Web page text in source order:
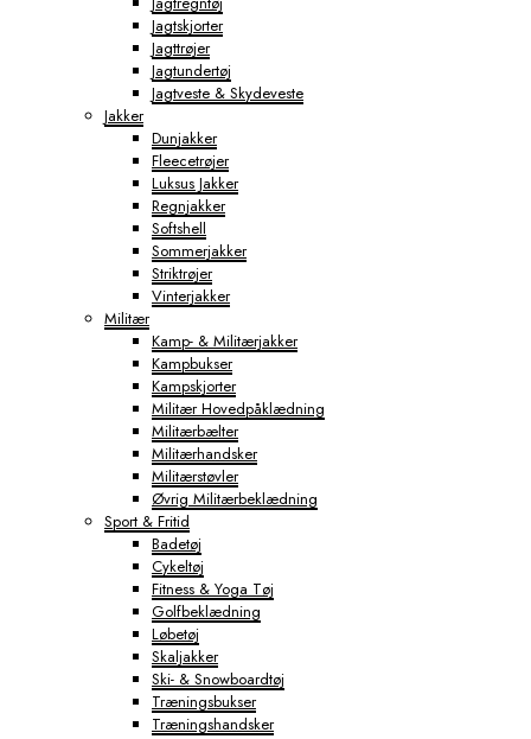
Jagtskjorter
Jagttrøjer
Jagtundertøj
Jagtveste & Skydeveste
Jakker
Dunjakker
Fleecetrøjer
Luksus Jakker
Regnjakker
Softshell
Sommerjakker
Striktrøjer
Vinterjakker
Militær
Kamp- & Militærjakker
Kampbukser
Kampskjorter
Militær Hovedpåklædning
Militærbælter
Militærhandsker
Militærstøvler
Øvrig Militærbeklædning
Sport & Fritid
Badetøj
Cykeltøj
Fitness & Yoga Tøj
Golfbeklædning
Løbetøj
Skaljakker
Ski- & Snowboardtøj
Træningsbukser
Træningshandsker